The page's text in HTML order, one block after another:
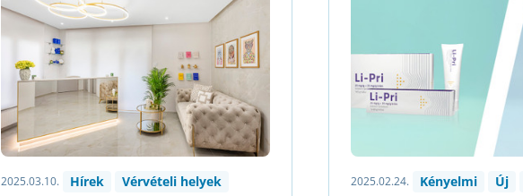
2025.03.10. Hírek Vérvételi helyek 2025.02.24. Kényelmi Új